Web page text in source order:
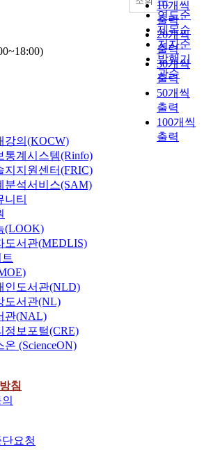
연도순
제목순
저자순
발행기
관순
10개씩
출력
20개씩
출력
30개씩
출력
50개씩
출력
100개씩
출력
강의(KOCW)
통계시스템(Rinfo)
지지원센터(FRIC)
분석서비스(SAM)
니티
(LOOK)
도서관(MEDLIS)
인도서관(NLD)
도서관(NL)
관(NAL)
정보포털(CRE)
(ScienceON)
침
요청